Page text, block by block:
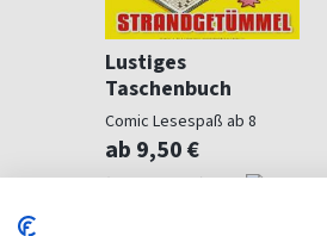
4,53
Lustiges
Taschenbuch
Comic Lesespaß ab 8
ab 9,50 €
(13 x pro Jahr) 4,71